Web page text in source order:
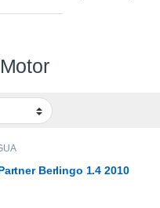
Berlingo 1.4 2010